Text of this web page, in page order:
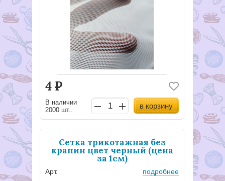
4Р
В наличии
2000 шт..
в корзину
Сетка трикотажная без
крапин цвет черный (цена
за 1см)
Арт. подробнее